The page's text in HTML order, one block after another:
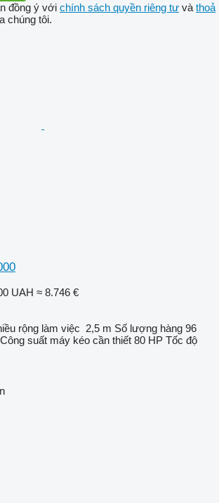
đồng ý với chính sách quyền riêng tư và thoả
chúng tôi.
UAH ≈ 8.746 €
rộng làm việc 2,5 m Số lượng hàng 96
Công suất máy kéo cần thiết 80 HP Tốc độ